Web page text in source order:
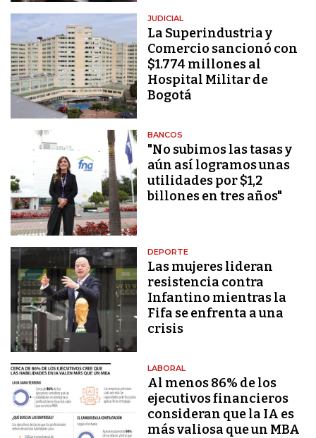
JUDICIAL
La Superindustria y
Comercio sancionó con
$1.774 millones al
Hospital Militar de
Bogotá
BANCOS
"No subimos las tasas y
aún así logramos unas
utilidades por $1,2
billones en tres años"
DEPORTE
Las mujeres lideran
resistencia contra
Infantino mientras la
Fifa se enfrenta a una
crisis
LABORAL
Al menos 86% de los
ejecutivos financieros
consideran que la IA es
más valiosa que un MBA